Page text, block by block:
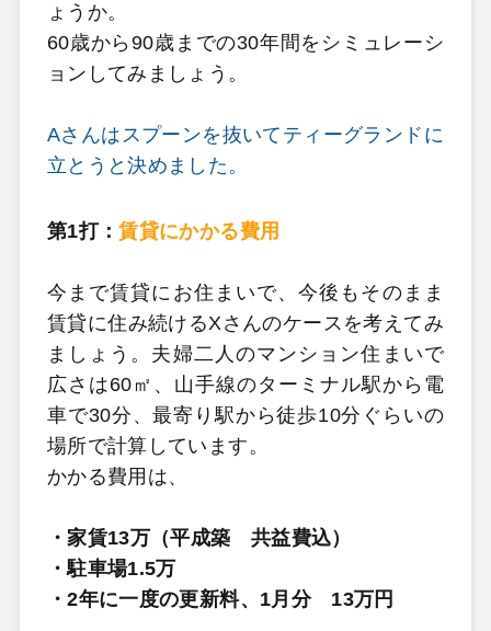
ょうか。
60歳から90歳までの30年間をシミュレーシ
ョンしてみましょう。
Aさんはスプーンを抜いてティーグランドに
立とうと決めました。
第1打：賃貸にかかる費用
今まで賃貸にお住まいで、今後もそのまま
賃貸に住み続けるXさんのケースを考えてみ
ましょう。夫婦二人のマンション住まいで
広さは60㎡、山手線のターミナル駅から電
車で30分、最寄り駅から徒歩10分ぐらいの
場所で計算しています。
かかる費用は、
・家賃13万（平成築 共益費込）
・駐車場1.5万
・2年に一度の更新料、1月分 13万円